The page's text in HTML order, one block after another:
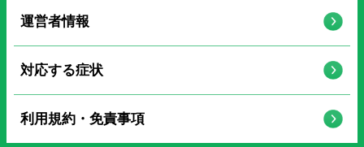
運営者情報
対応する症状
利用規約・免責事項